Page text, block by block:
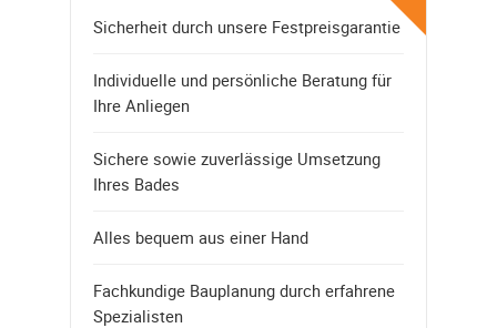
Sicherheit durch unsere Festpreisgarantie
Individuelle und persönliche Beratung für
Ihre Anliegen
Sichere sowie zuverlässige Umsetzung
Ihres Bades
Alles bequem aus einer Hand
Fachkundige Bauplanung durch erfahrene
Spezialisten